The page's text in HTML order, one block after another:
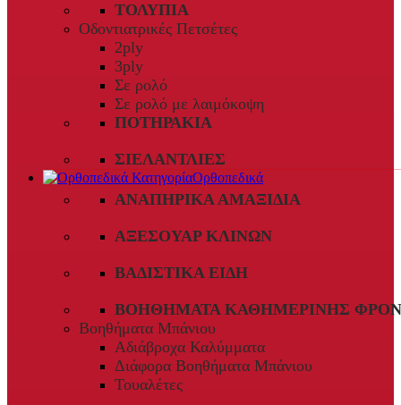
ΤΟΛΎΠΙΑ
Οδοντιατρικές Πετσέτες
2ply
3ply
Σε ρολό
Σε ρολό με λαιμόκοψη
ΠΟΤΗΡΆΚΙΑ
ΣΙΕΛΑΝΤΛΊΕΣ
Ορθοπεδικά
ΑΝΑΠΗΡΙΚΆ ΑΜΑΞΊΔΙΑ
ΑΞΕΣΟΥΆΡ ΚΛΙΝΏΝ
ΒΑΔΙΣΤΙΚΆ ΕΊΔΗ
ΒΟΗΘΉΜΑΤΑ ΚΑΘΗΜΕΡΙΝΉΣ
Βοηθήματα Μπάνιου
Αδιάβροχα Καλύμματα
Διάφορα Βοηθήματα Μπάνιου
Τουαλέτες